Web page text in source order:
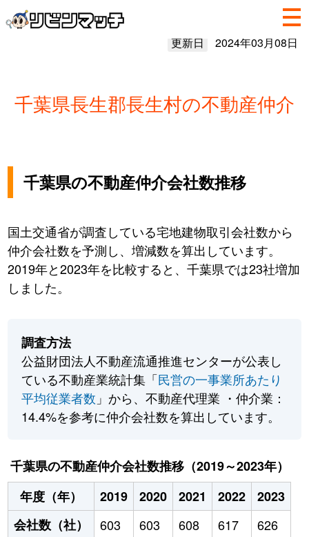
更新日 2024年03月08日
千葉県長生郡長生村の不動産仲介
千葉県の不動産仲介会社数推移
国土交通省が調査している宅地建物取引会社数から
仲介会社数を予測し、増減数を算出しています。
2019年と2023年を比較すると、千葉県では23社増加
しました。
調査方法
公益財団法人不動産流通推進センターが公表し
ている不動産業統計集「民営の一事業所あたり
平均従業者数 」から、不動産代理業 ・仲介業：
14.4%を参考に仲介会社数を算出しています。
千葉県の不動産仲介会社数推移（2019～2023年）
年度（年）
2019 2020 2021 2022
2023
会社数（社）
603 603 608 617 626